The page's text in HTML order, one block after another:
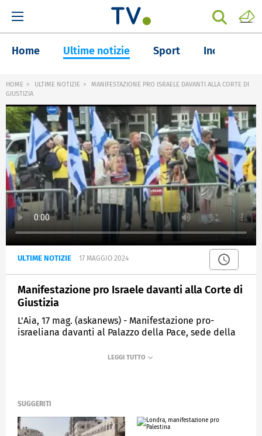
Home Ultime notizie Sport Inchieste
HOME ULTIME NOTIZIE
MANIFESTAZIONE PRO ISRAELE DAVANTI ALLA CORTE DI
GIUSTIZIA
ULTIME NOTIZIE 17 MAGGIO 2024
Manifestazione pro Israele davanti alla Corte di
Giustizia
L'Aia, 17 mag. (askanews) - Manifestazione pro-
israeliana davanti al Palazzo della Pace, sede della
Paesi Bassi nel giorno in cui Israele dovrà rispondere
Rafah. Pretoria si è nuovamente rivolta alla Corte
SUGGERITI